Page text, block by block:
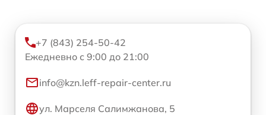
+7 (843) 254-50-42
Ежедневно с 9:00 до 21:00
info@kzn.leff-repair-center.ru
ул. Марселя Салимжанова, 5